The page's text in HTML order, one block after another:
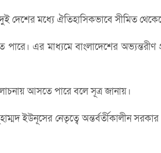
দেশের মধ্যে ঐতিহাসিকভাবে সীমিত
এর মাধ্যমে বাংলাদেশের অভ্যন্তরীণ
আসতে পারে বলে সূত্র জানায়।
ইউনূসের নেতৃত্বে অন্তর্বর্তীকালীন